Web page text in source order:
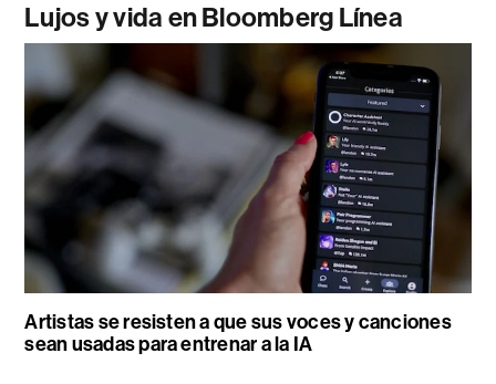
Lujos y vida en Bloomberg Línea
Artistas se resisten a que sus voces y canciones
sean usadas para entrenar a la IA